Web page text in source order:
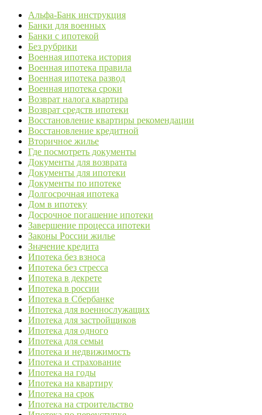
Альфа-Банк инструкция
Банки для военных
Банки с ипотекой
Без рубрики
Военная ипотека история
Военная ипотека правила
Военная ипотека развод
Военная ипотека сроки
Возврат налога квартира
Возврат средств ипотеки
Восстановление квартиры рекомендации
Восстановление кредитной
Вторичное жилье
Где посмотреть документы
Документы для возврата
Документы для ипотеки
Документы по ипотеке
Долгосрочная ипотека
Дом в ипотеку
Досрочное погашение ипотеки
Завершение процесса ипотеки
Законы России жилье
Значение кредита
Ипотека без взноса
Ипотека без стресса
Ипотека в декрете
Ипотека в россии
Ипотека в Сбербанке
Ипотека для военнослужащих
Ипотека для застройщиков
Ипотека для одного
Ипотека для семьи
Ипотека и недвижимость
Ипотека и страхование
Ипотека на годы
Ипотека на квартиру
Ипотека на срок
Ипотека на строительство